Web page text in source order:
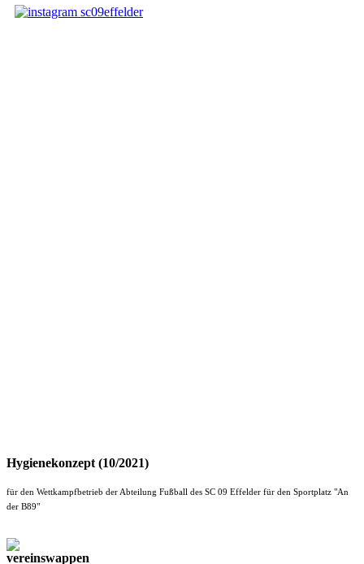
Hygienekonzept (10/2021)
für den Wettkampfbetrieb der Abteilung Fußball des SC 09 Effelder für den Sportplatz "An
der B89"